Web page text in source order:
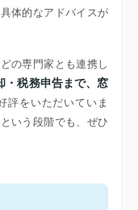
体的なアドバイスが
の専門家とも連携し
・税務申告まで、窓
評をいただいていま
いう段階でも、ぜひ